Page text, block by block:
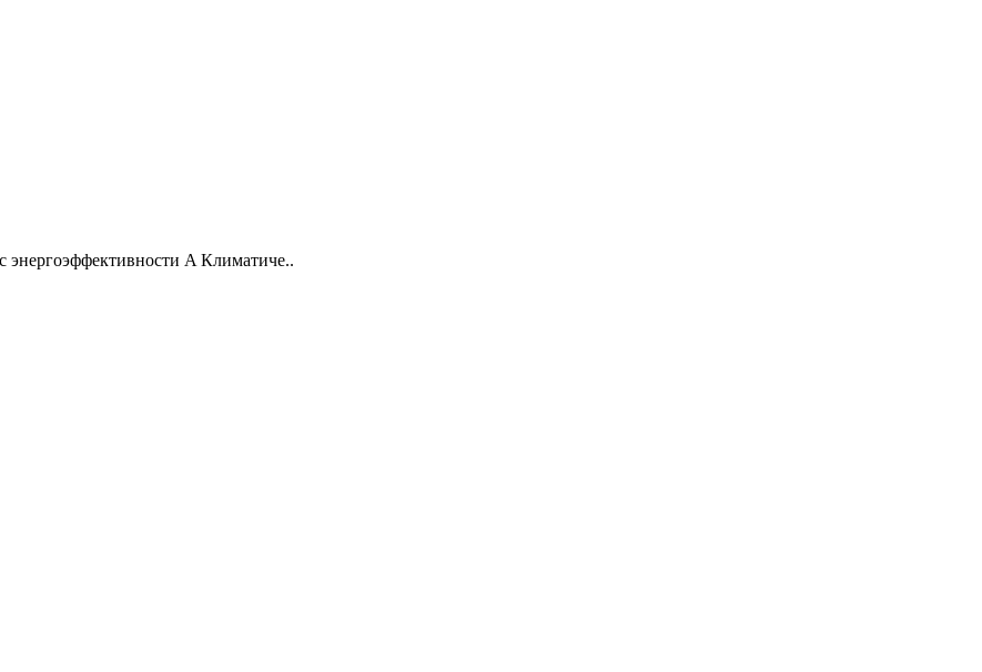
энергоэффективности A Климатиче..